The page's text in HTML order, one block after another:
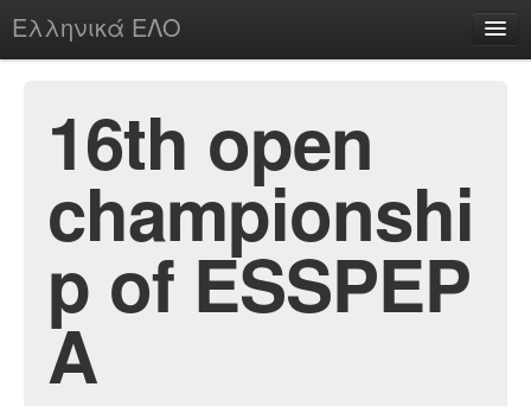
Ελληνικά ΕΛΟ
chesstu.be @ discord
Login
16th open
championshi
p of ESSPEP
A